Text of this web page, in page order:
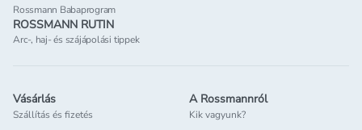
Rossmann Babaprogram
ROSSMANN RUTIN
Arc-, haj- és szájápolási tippek
Vásárlás
Szállítás és fizetés
A Rossmannról
Kik vagyunk?